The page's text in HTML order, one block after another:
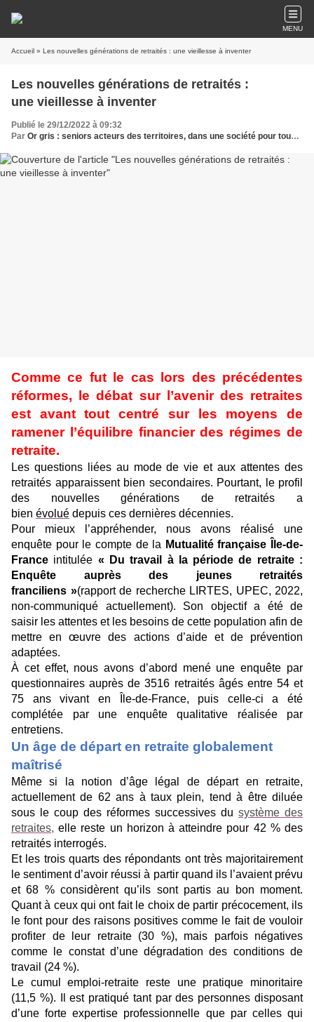
MENU
Accueil » Les nouvelles générations de retraités : une vieillesse à inventer
Les nouvelles générations de retraités :
une vieillesse à inventer
Publié le 29/12/2022 à 09:32
Par Or gris : seniors acteurs des territoires, dans une société pour tous les âges
Comme ce fut le cas lors des précédentes
réformes, le débat sur l’avenir des retraites
est avant tout centré sur les moyens de
ramener l’équilibre financier des régimes de
retraite.
Les questions liées au mode de vie et aux attentes des
retraités apparaissent bien secondaires. Pourtant, le profil
des nouvelles générations de retraités a
bien évolué depuis ces dernières décennies.
Pour mieux l’appréhender, nous avons réalisé une
enquête pour le compte de la Mutualité française Île-de-
France intitulée « Du travail à la période de retraite :
Enquête auprès des jeunes retraités
franciliens »(rapport de recherche LIRTES, UPEC, 2022,
non-communiqué actuellement). Son objectif a été de
saisir les attentes et les besoins de cette population afin de
mettre en œuvre des actions d’aide et de prévention
adaptées.
À cet effet, nous avons d’abord mené une enquête par
questionnaires auprès de 3516 retraités âgés entre 54 et
75 ans vivant en Île-de-France, puis celle-ci a été
complétée par une enquête qualitative réalisée par
entretiens.
Un âge de départ en retraite globalement
maîtrisé
Même si la notion d’âge légal de départ en retraite,
actuellement de 62 ans à taux plein, tend à être diluée
sous le coup des réformes successives du système des
retraites, elle reste un horizon à atteindre pour 42 % des
retraités interrogés.
Et les trois quarts des répondants ont très majoritairement
le sentiment d’avoir réussi à partir quand ils l’avaient prévu
et 68 % considèrent qu’ils sont partis au bon moment.
Quant à ceux qui ont fait le choix de partir précocement, ils
le font pour des raisons positives comme le fait de vouloir
profiter de leur retraite (30 %), mais parfois négatives
comme le constat d’une dégradation des conditions de
travail (24 %).
Le cumul emploi-retraite reste une pratique minoritaire
(11,5 %). Il est pratiqué tant par des personnes disposant
d’une forte expertise professionnelle que par celles qui